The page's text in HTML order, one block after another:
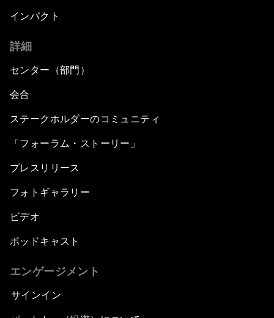
インパクト
詳細
センター（部門）
会合
ステークホルダーのコミュニティ
「フォーラム・ストーリー」
プレスリリース
フォトギャラリー
ビデオ
ポッドキャスト
エンゲージメント
サインイン